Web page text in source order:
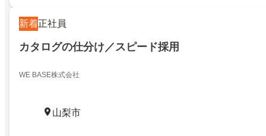
新着正社員
カタログの仕分け／スピード採用
WE BASE株式会社
山梨市